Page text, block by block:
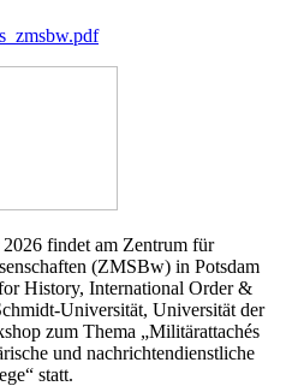
findet am Zentrum für
(ZMSBw) in Potsdam
History, International Order &
Universität, Universität der
zum Thema „Militärattachés
und nachrichtendienstliche
statt.